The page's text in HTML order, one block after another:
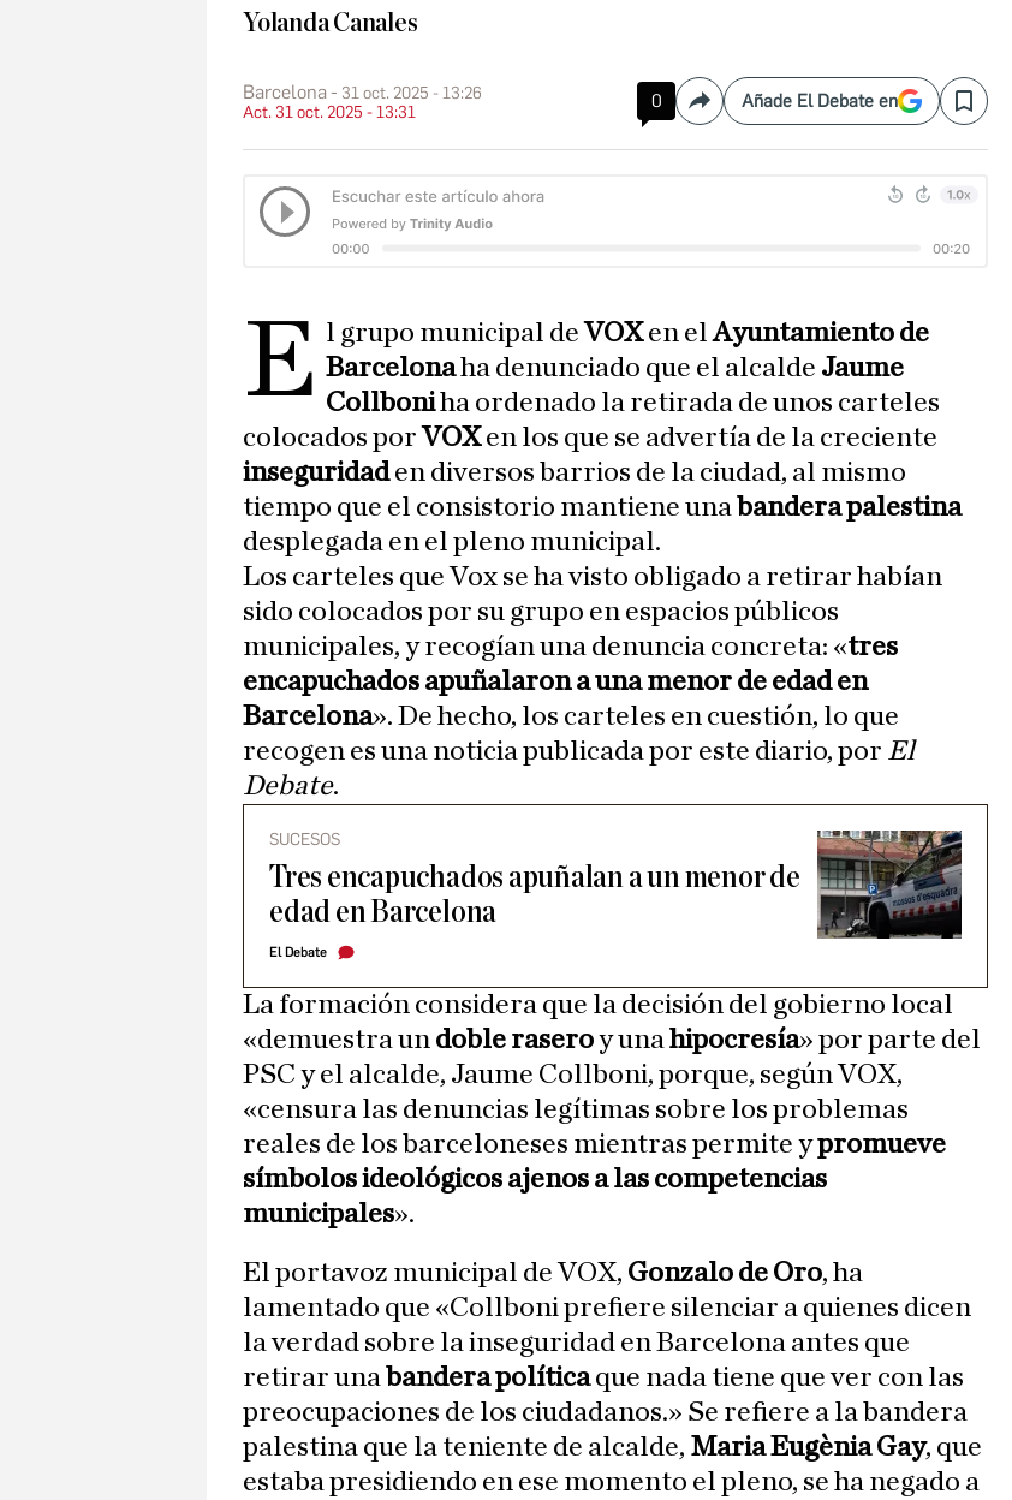
Yolanda Canales
Barcelona
31 oct. 2025 - 13:26
Act. 31 oct. 2025 - 13:31
0 CompartirAñade El Debate en Save
E l grupo municipal deVOXen elAyuntamiento de
Barcelonaha denunciado que el alcalde Jaume
Collboniha ordenado la retirada de unos carteles
colocados porVOXen los que se advertía de la creciente
inseguridaden diversos barrios de la ciudad, al mismo
tiempo que el consistorio mantiene unabandera palestina
desplegada en el pleno municipal.
Los carteles que Vox se ha visto obligado a retirar habían
sido colocados por su grupo en espacios públicos
municipales, y recogían una denuncia concreta: «tres
encapuchados apuñalaron a una menor de edad en
Barcelona». De hecho, los carteles en cuestión, lo que
recogen es una noticia publicada por este diario, por El
Debate.
SUCESOS
Tres encapuchados apuñalan a un menor de
edad en Barcelona
El Debate
La formación considera que la decisión del gobierno local
«demuestra un doble raseroy unahipocresía» por parte del
PSC y el alcalde, Jaume Collboni, porque, según VOX,
«censura las denuncias legítimas sobre los problemas
reales de los barceloneses mientras permite ypromueve
símbolos ideológicos ajenos a las competencias
municipales».
El portavoz municipal de VOX, Gonzalo de Oro, ha
lamentado que «Collboni prefiere silenciar a quienes dicen
la verdad sobre la inseguridad en Barcelona antes que
retirar unabandera políticaque nada tiene que ver con las
preocupaciones de los ciudadanos.» Se refiere a la bandera
palestina que la teniente de alcalde, Maria Eugènia Gay, que
estaba presidiendo en ese momento el pleno, se ha negado a